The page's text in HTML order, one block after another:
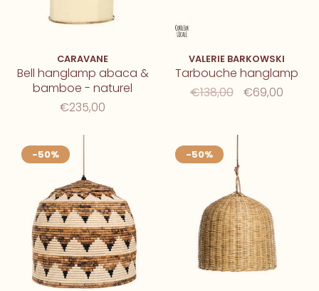
CARAVANE
Bell hanglamp abaca &
bamboe - naturel
€235,00
VALERIE BARKOWSKI
Tarbouche hanglamp
€138,00
€69,00
-50% -50%